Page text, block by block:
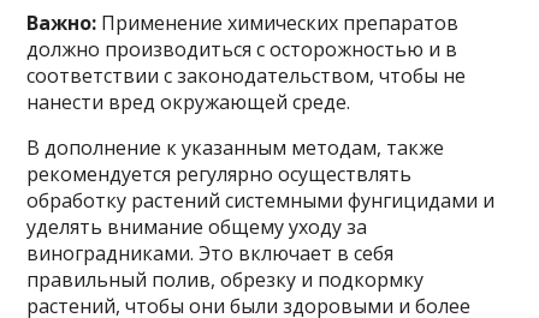
Важно: Применение химических препаратов
должно производиться с осторожностью и в
соответствии с законодательством, чтобы не
нанести вред окружающей среде.
В дополнение к указанным методам, также
рекомендуется регулярно осуществлять
обработку растений системными фунгицидами и
уделять внимание общему уходу за
виноградниками. Это включает в себя
правильный полив, обрезку и подкормку
растений, чтобы они были здоровыми и более